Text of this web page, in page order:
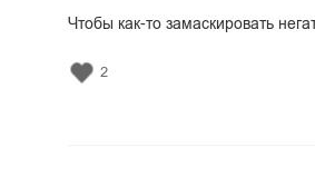
Чтобы как-то замаскировать
2